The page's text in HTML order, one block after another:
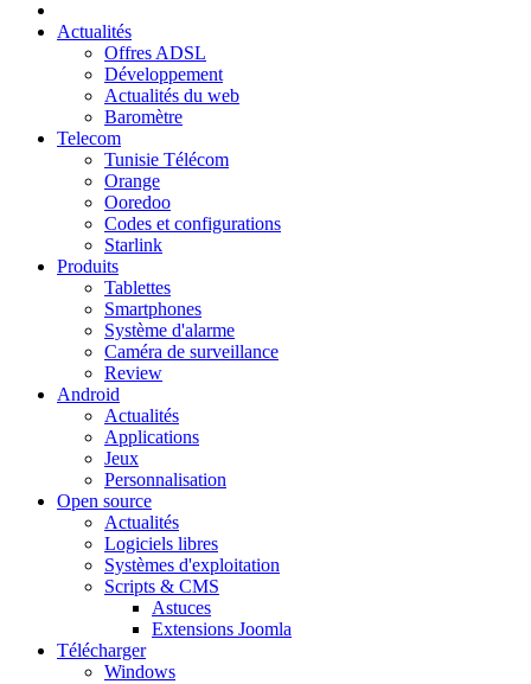
Actualités
Offres ADSL
Développement
Actualités du web
Baromètre
Telecom
Tunisie Télécom
Orange
Ooredoo
Codes et configurations
Starlink
Produits
Tablettes
Smartphones
Système d'alarme
Caméra de surveillance
Review
Android
Actualités
Applications
Jeux
Personnalisation
Open source
Actualités
Logiciels libres
Systèmes d'exploitation
Scripts & CMS
Astuces
Extensions Joomla
Télécharger
Windows